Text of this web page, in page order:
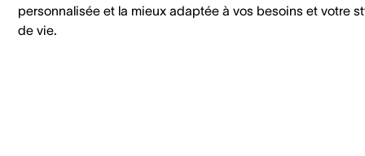
personnalisée et la mieux adaptée à vos besoins et votre
de vie.